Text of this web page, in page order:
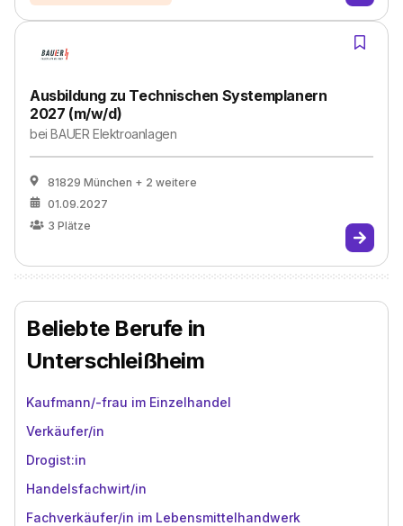
Ausbildung zu Technischen Systemplanern
2027 (m/w/d)
beiBAUER Elektroanlagen
81829 München + 2 weitere
01.09.2027
3 Plätze
Beliebte Berufe in
Unterschleißheim
Kaufmann/-frau im Einzelhandel
Verkäufer/in
Drogist:in
Handelsfachwirt/in
Fachverkäufer/in im Lebensmittelhandwerk